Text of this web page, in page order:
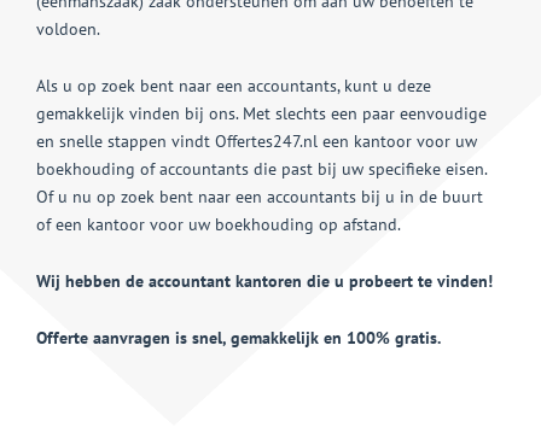
voldoen.
Als u op zoek bent naar een accountants, kunt u deze
gemakkelijk vinden bij ons. Met slechts een paar eenvoudige
en snelle stappen vindt Offertes247.nl een kantoor voor uw
boekhouding of accountants die past bij uw specifieke eisen.
Of u nu op zoek bent naar een accountants bij u in de buurt
of een kantoor voor uw boekhouding op afstand.
Wij hebben de accountant kantoren die u probeert te vinden!
Offerte aanvragen is snel, gemakkelijk en 100% gratis.